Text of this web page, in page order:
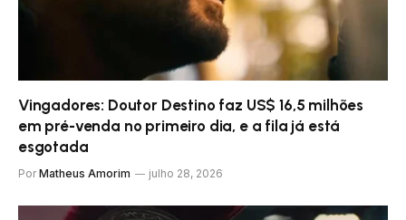
Vingadores: Doutor Destino faz US$ 16,5 milhões
em pré-venda no primeiro dia, e a fila já está
esgotada
Por Matheus Amorim julho 28, 2026